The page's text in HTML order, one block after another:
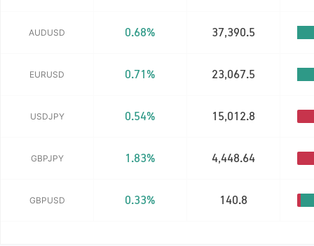
AUDUSD 0.68% 37,390.5
EURUSD 0.71% 23,067.5
USDJPY 0.54% 15,012.8
GBPJPY 1.83% 4,448.64
GBPUSD 0.33% 140.8